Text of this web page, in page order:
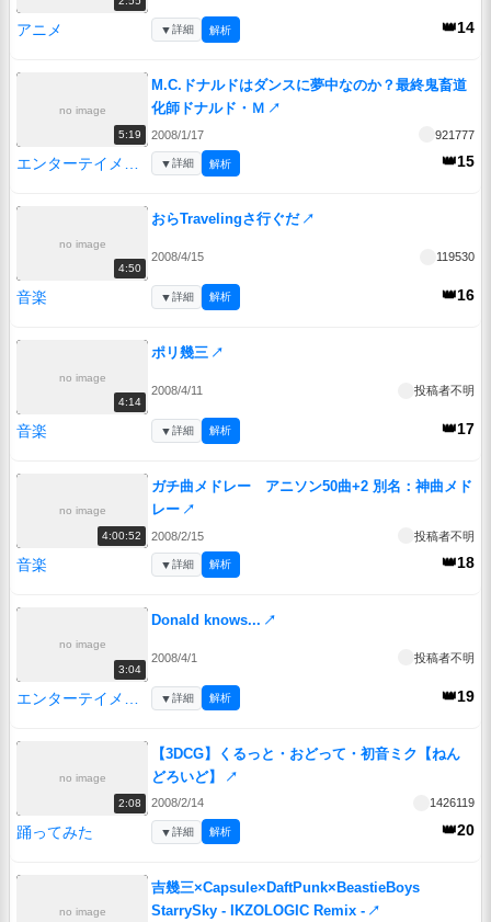
アニメ 👑14
▼詳細 解析
no image
5:19
M.C.ドナルドはダンスに夢中なのか？最終鬼畜道
化師ドナルド・Ｍ ↗
2008/1/17 921777
エンターテイメント 👑15
▼詳細 解析
no image
4:50
おらTravelingさ行ぐだ ↗
2008/4/15 119530
音楽 👑16
▼詳細 解析
no image
4:14
ポリ幾三 ↗
2008/4/11 投稿者不明
音楽 👑17
▼詳細 解析
no image
4:00:52
ガチ曲メドレー アニソン50曲+2 別名：神曲メド
レー ↗
2008/2/15 投稿者不明
音楽 👑18
▼詳細 解析
no image
3:04
Donald knows... ↗
2008/4/1 投稿者不明
👑19
▼詳細 解析
no image
2:08
【3DCG】くるっと・おどって・初音ミク【ねん
どろいど】
↗
2008/2/14 1426119
踊ってみた 👑20
▼詳細 解析
no image
吉幾三×Capsule×DaftPunk×BeastieBoys
StarrySky - IKZOLOGIC Remix - ↗